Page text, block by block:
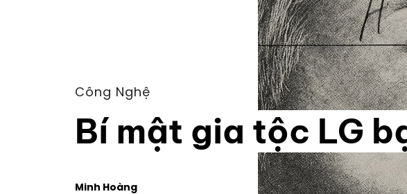
Công Nghệ
Bí mật gia tộc LG
Minh Hoàng